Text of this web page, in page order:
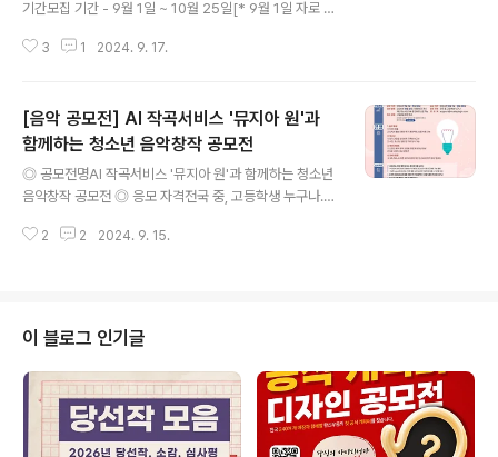
기간모집 기간 - 9월 1일 ~ 10월 25일[* 9월 1일 자로 커
료] ◎ 신청 방법▶️자신의 유튜브 채널에 커버 영상 업로드
[* 팀(단체)으로 참여시 멤버 한 명 지정 해당 채널에 업로
드 or멤버 각기 채널 업로드 시 총 조회수 합계 가능(조회
수 합계 시 상금은 1팀으로 간주)] ◎ 신청 순서▶️ 자신의
유튜브 채널에 커버 영상 업로드 후▶️ 접수 이메일 주소로
[이름, 나이, 커버 시 사용한 음악, 영상 업로드 한 유튜브
링크 첨부]내용 기재 후▶️ ️업로드된 ..
3 1 2024. 9. 17.
[음악 공모전] AI 작곡서비스 '뮤지아 원'과
함께하는 청소년 음악창작 공모전
◎ 공모전명AI 작곡서비스 '뮤지아 원'과 함께하는 청소년
음악창작 공모전 ◎ 응모 자격전국 중, 고등학생 누구나.개
4.9.1.~2024.9.30. ◎ 심사 기간2024.10.1.~2024.10.
사항1. 음악 파일1) MP3 제출2) DAW 툴을 이용한 추가
음원작업, 보컬 녹음 가능 2. 보고서1) 창작 과정을 상세하
게 기록한 보고서2) 사진, 포스터, 웹툰 등 자유 형식 가
능 3. 영상 콘텐츠1) 나만의 음악 창작 과정을 재밌게 담아
낸 영상2) 5..
2 2 2024. 9. 15.
이 블로그 인기글